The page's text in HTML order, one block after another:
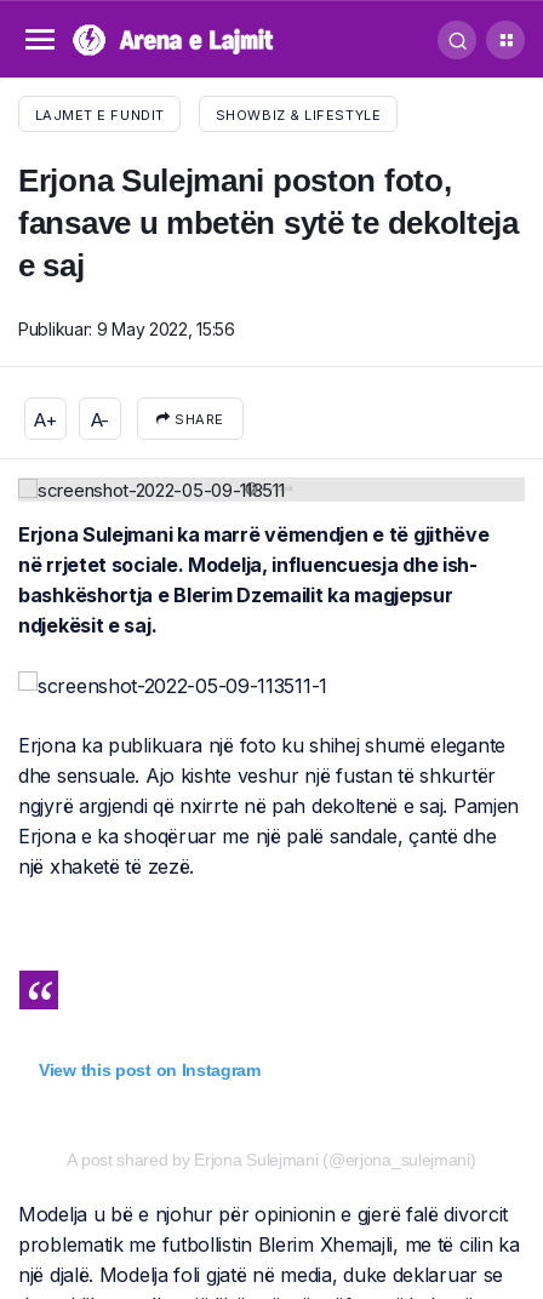
LAJMET E FUNDIT SHOWBIZ & LIFESTYLE
Erjona Sulejmani poston foto,
fansave u mbetën sytë te dekolteja
e saj
Publikuar: 9 May 2022, 15:56
A+ A- SHARE
Erjona Sulejmani ka marrë vëmendjen e të gjithëve
në rrjetet sociale. Modelja, influencuesja dhe ish-
bashkëshortja e Blerim Dzemailit ka magjepsur
ndjekësit e saj.
Erjona ka publikuara një foto ku shihej shumë elegante
dhe sensuale. Ajo kishte veshur një fustan të shkurtër
ngjyrë argjendi që nxirrte në pah dekoltenë e saj. Pamjen
Erjona e ka shoqëruar me një palë sandale, çantë dhe
një xhaketë të zezë.
View this post on Instagram
A post shared by Erjona Sulejmani (@erjona_sulejmani)
Modelja u bë e njohur për opinionin e gjerë falë divorcit
problematik me futbollistin Blerim Xhemajli, me të cilin ka
një djalë. Modelja foli gjatë në media, duke deklaruar se